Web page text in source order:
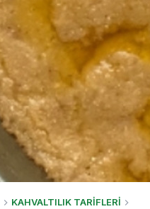
KAHVALTILIK TARİFLERİ